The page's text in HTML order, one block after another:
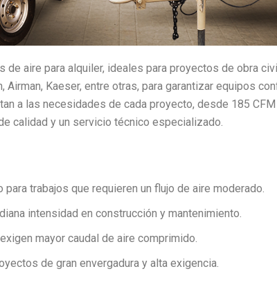
de aire para alquiler, ideales para proyectos de obra
Airman, Kaeser, entre otras, para garantizar equipos
a las necesidades de cada proyecto, desde 185
calidad y un servicio técnico especializado.
trabajos que requieren un flujo de aire moderado.
intensidad en construcción y mantenimiento.
mayor caudal de aire comprimido.
de gran envergadura y alta exigencia.